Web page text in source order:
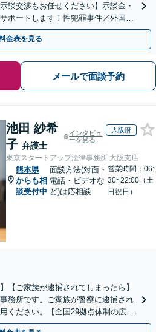
談交渉もお任せください】示談金・
ポートします！性犯罪事件／外国人
金表を見る
メールで面談予約
池田 紗希
子 弁護士
インタビュ
ーを見る
大阪府
東京スタートアップ法律事務所 大阪支店
熊本県
からも相
談受付中
面談方法(対面・
電話・ビデオな
ど)は応相談
営業時間：06:
30~22:00（土
日祝日）
【ご家族が逮捕されてしまったら】
務所です。ご家族が警察に逮捕され
ください。【全国29拠点体制の広域
話相談可(予約制)】